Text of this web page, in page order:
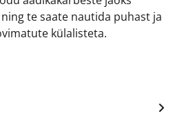
te saate nautida puhast ja
külalisteta.